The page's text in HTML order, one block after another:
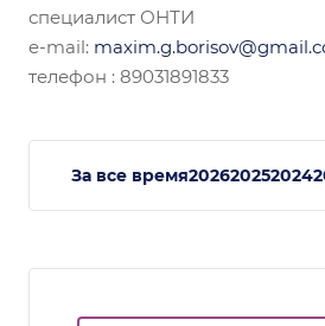
специалист ОНТИ
e-mail:
телефон : 89031891833
За все время202620252024